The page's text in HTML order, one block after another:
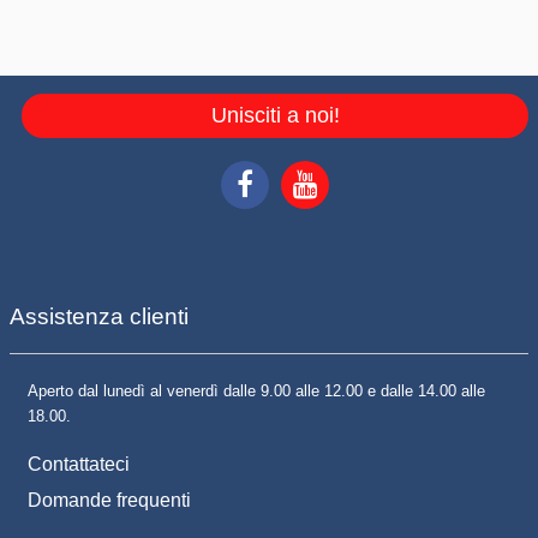
Unisciti a noi!
Assistenza clienti
Aperto dal lunedì al venerdì dalle 9.00 alle 12.00 e dalle 14.00 alle
18.00.
Contattateci
Domande frequenti